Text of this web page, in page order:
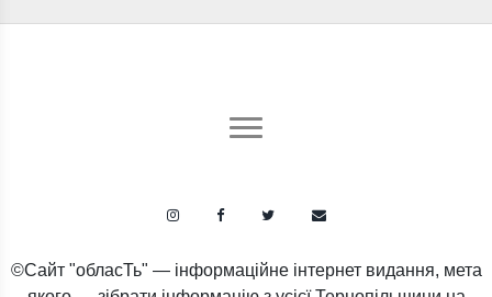
©Сайт "обласТь" — інформаційне інтернет видання, мета